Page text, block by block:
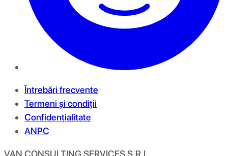
Întrebări frecvente
Termeni și condiții
Confidențialitate
ANPC
VAN CONSULTING SERVICES S.R.L.